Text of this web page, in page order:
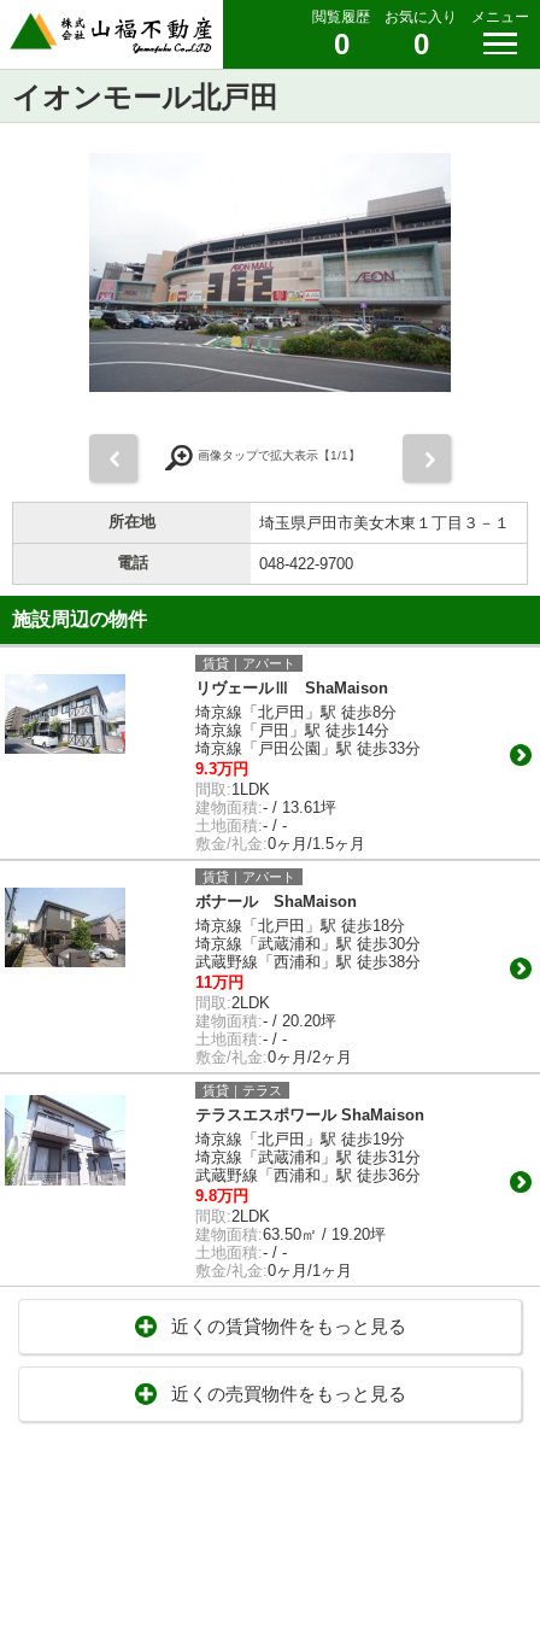
閲覧履歴
0
お気に入り
0
メニュー
イオンモール北戸田
画像タップで拡大表示【1/1】
所在地 埼玉県戸田市美女木東１丁目３－１
電話 048-422-9700
施設周辺の物件
賃貸｜アパート
リヴェールⅢ ShaMaison
埼京線「北戸田」駅 徒歩8分
埼京線「戸田」駅 徒歩14分
埼京線「戸田公園」駅 徒歩33分
9.3万円
間取:1LDK
建物面積:- / 13.61坪
土地面積:- / -
敷金/礼金:0ヶ月/1.5ヶ月
賃貸｜アパート
ボナール ShaMaison
埼京線「北戸田」駅 徒歩18分
埼京線「武蔵浦和」駅 徒歩30分
武蔵野線「西浦和」駅 徒歩38分
11万円
間取:2LDK
建物面積:- / 20.20坪
土地面積:- / -
敷金/礼金:0ヶ月/2ヶ月
賃貸｜テラス
テラスエスポワール ShaMaison
埼京線「北戸田」駅 徒歩19分
埼京線「武蔵浦和」駅 徒歩31分
武蔵野線「西浦和」駅 徒歩36分
9.8万円
間取:2LDK
建物面積:63.50㎡ / 19.20坪
土地面積:- / -
敷金/礼金:0ヶ月/1ヶ月
近くの賃貸物件をもっと見る
近くの売買物件をもっと見る